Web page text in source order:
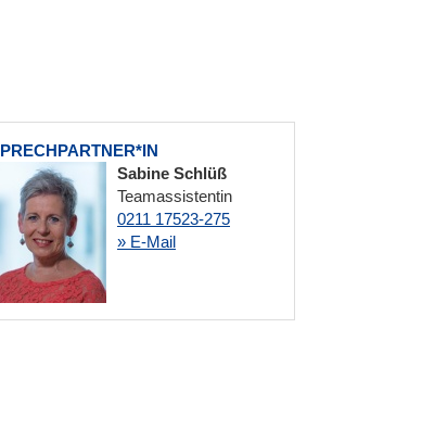
Sabine Schlüß
Teamassistentin
0211 17523-275
» E-Mail